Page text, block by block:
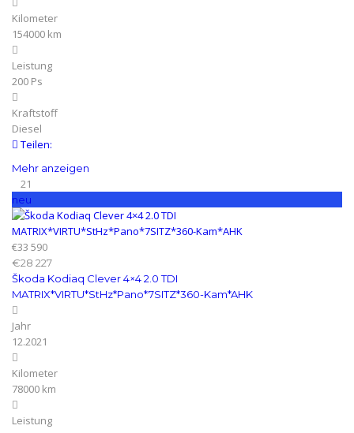
Kilometer
154000 km
Leistung
200 Ps
Kraftstoff
Diesel
Teilen:
Mehr anzeigen
21
neu
€33 590
€28 227
Škoda Kodiaq Clever 4×4 2.0 TDI
MATRIX*VIRTU*StHz*Pano*7SITZ*360-Kam*AHK
Jahr
12.2021
Kilometer
78000 km
Leistung